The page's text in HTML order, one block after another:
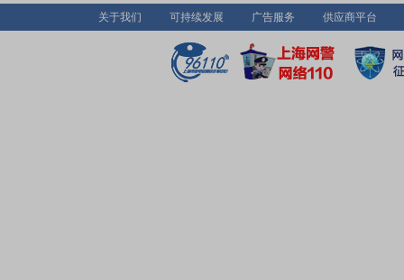
源进行整体规划、实施,提高矿山资源综合利用水平,切实履
集约利用矿产资源的社会责任,发展绿色矿业,构建矿地和谐
面立足攀西地区得天独厚的钒钛、煤矿资源,加强新技术、
研发,进一步提高资源综合利用水平。
关于我们 可持续发展 广告服务 供应商平台